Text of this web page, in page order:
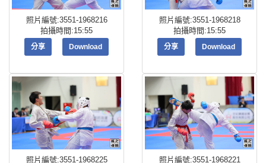
照片編號:3551-1968216
拍攝時間:15:55
分享 Download
照片編號:3551-1968218
拍攝時間:15:55
分享 Download
照片編號:3551-1968225
照片編號:3551-1968221